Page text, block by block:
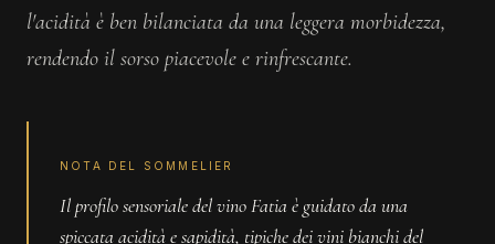
l'acidità è ben bilanciata da una leggera morbidezza,
rendendo il sorso piacevole e rinfrescante.
NOTA DEL SOMMELIER
Il profilo sensoriale del vino Fatia è guidato da una
spiccata acidità e sapidità, tipiche dei vini bianchi del